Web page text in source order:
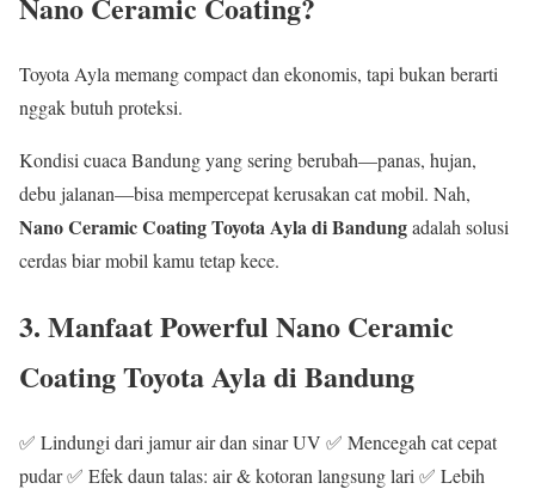
Toyota Ayla memang compact dan ekonomis, tapi bukan berarti
nggak butuh proteksi.
Kondisi cuaca Bandung yang sering berubah—panas, hujan,
debu jalanan—bisa mempercepat kerusakan cat mobil. Nah,
Nano Ceramic Coating Toyota Ayla di Bandungadalah solusi
cerdas biar mobil kamu tetap kece.
3. Manfaat Powerful Nano Ceramic
Coating Toyota Ayla di Bandung
✅ Lindungi dari jamur air dan sinar UV ✅ Mencegah cat cepat
pudar ✅ Efek daun talas: air & kotoran langsung lari ✅ Lebih